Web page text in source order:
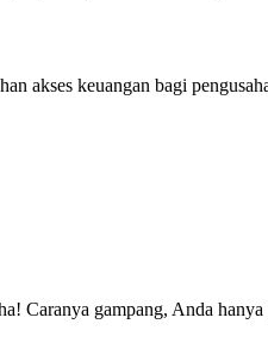
akses keuangan bagi
Caranya gampang, Anda hanya